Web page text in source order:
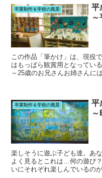
卒業制作＆学校の風景
平
～
この作品「筆かけ」は、現役
はもっぱら観賞用となってい
～25歳のお兄さんお姉さんに
卒業制作＆学校の風景
平
～
楽しそうに遊ぶ子ども達。あ
よく見るとこれは…何の遊び
いにそれぞれ楽しんでいるの